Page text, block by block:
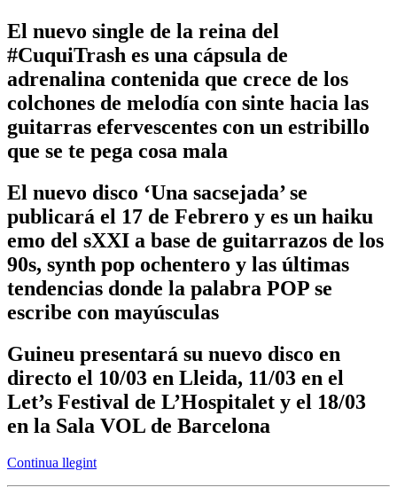
El nuevo single de la reina del
#CuquiTrash es una cápsula de
adrenalina contenida que crece de los
colchones de melodía con sinte hacia las
guitarras efervescentes con un estribillo
que se te pega cosa mala
El nuevo disco ‘Una sacsejada’ se
publicará el 17 de Febrero y es un haiku
emo del sXXI a base de guitarrazos de los
90s, synth pop ochentero y las últimas
tendencias donde la palabra POP se
escribe con mayúsculas
Guineu presentará su nuevo disco en
directo el 10/03 en Lleida, 11/03 en el
Let’s Festival de L’Hospitalet y el 18/03
en la Sala VOL de Barcelona
Continua llegint